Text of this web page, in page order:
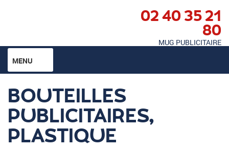
02 40 35 21
80
MUG PUBLICITAIRE
MENU
BOUTEILLES
PUBLICITAIRES,
PLASTIQUE